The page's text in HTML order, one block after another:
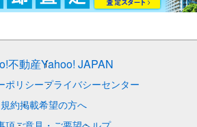
不動産Yahoo! JAPAN
ポリシープライバシーセンター
規約掲載希望の方へ